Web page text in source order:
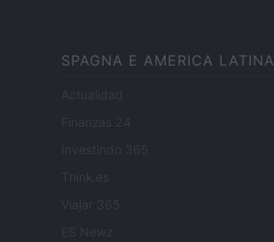
SPAGNA E AMERICA LATINA
Actualidad
Finanzas 24
Investindo 365
Think.es
Viajar 365
ES Newz